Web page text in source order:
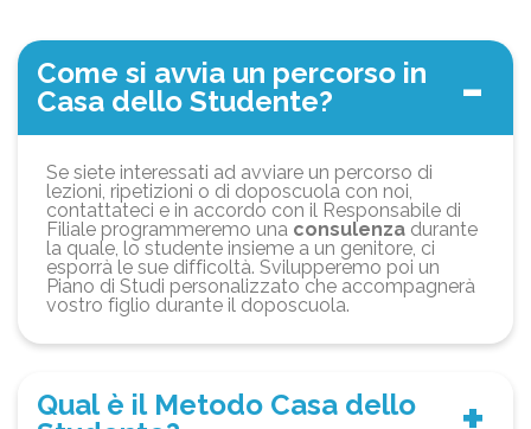
Come si avvia un percorso in
Casa dello Studente?
Se siete interessati ad avviare un percorso di
lezioni, ripetizioni o di doposcuola con noi,
contattateci e in accordo con il Responsabile di
Filiale programmeremo una consulenza durante
la quale, lo studente insieme a un genitore, ci
esporrà le sue difficoltà. Svilupperemo poi un
Piano di Studi personalizzato che accompagnerà
vostro figlio durante il doposcuola.
Qual è il Metodo Casa dello